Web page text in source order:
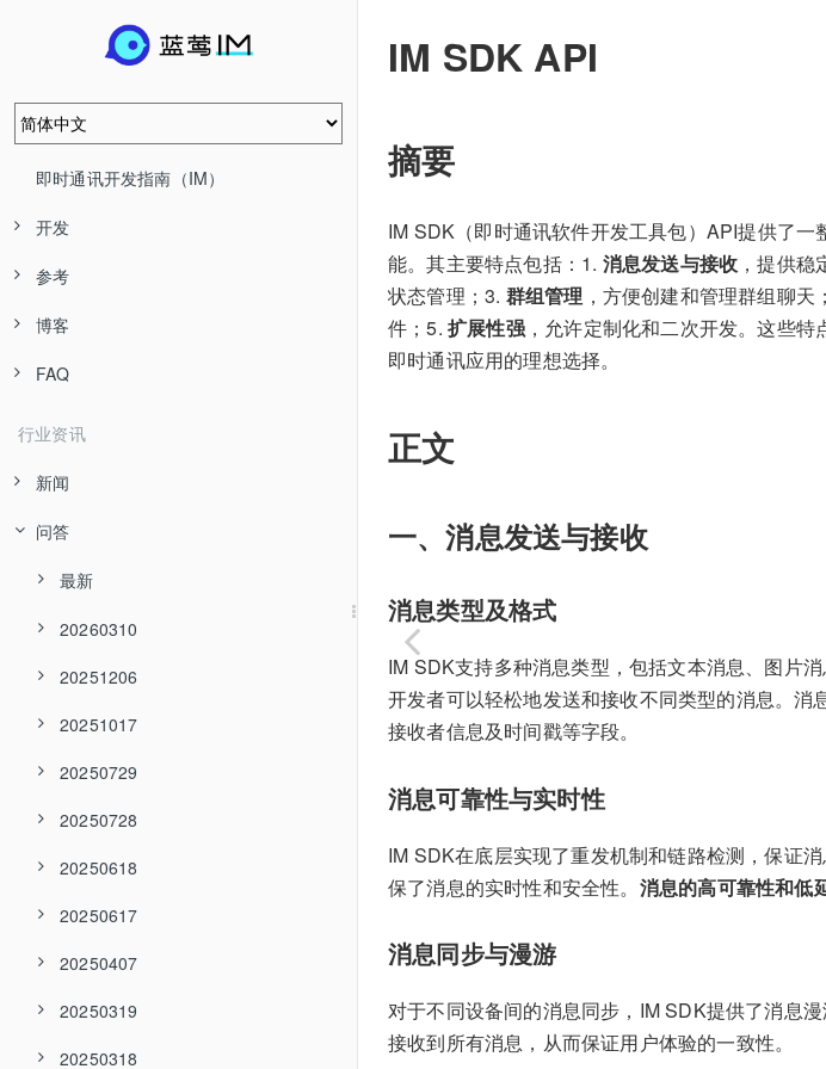
即时通讯开发指南（IM）
开发
参考
博客
FAQ
行业资讯
新闻
问答
最新
20260310
20251206
20251017
20250729
20250728
20250618
20250617
20250407
20250319
20250318
IM SDK API
摘要
IM SDK（即时通讯软件开发工具包）API提供了
能。其主要特点包括：1. 消息发送与接收 ，提供
状态管理；3. 群组管理 ，方便创建和管理群组聊天
件；5.扩展性强，允许定制化和二次开发。这些
即时通讯应用的理想选择。
正文
一、消息发送与接收
消息类型及格式
IM SDK支持多种消息类型，包括文本消息、图片
开发者可以轻松地发送和接收不同类型的消息。消
接收者信息及时间戳等字段。
消息可靠性与实时性
IM SDK在底层实现了重发机制和链路检测，保证
保了消息的实时性和安全性。 消息的高可靠性和低
消息同步与漫游
对于不同设备间的消息同步，IM SDK提供了消息
接收到所有消息，从而保证用户体验的一致性。